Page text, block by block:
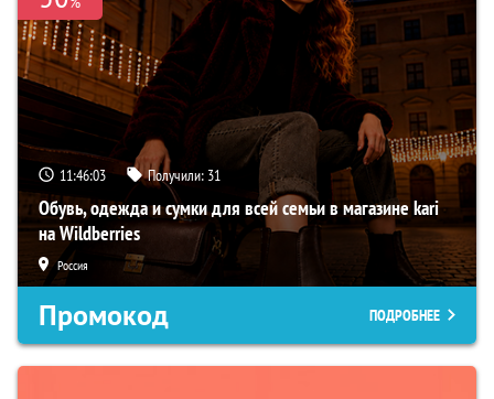
11:46:02 Получили: 31
Обувь, одежда и сумки для всей семьи в магазине kari
на Wildberries
Россия
Промокод ПОДРОБНЕЕ